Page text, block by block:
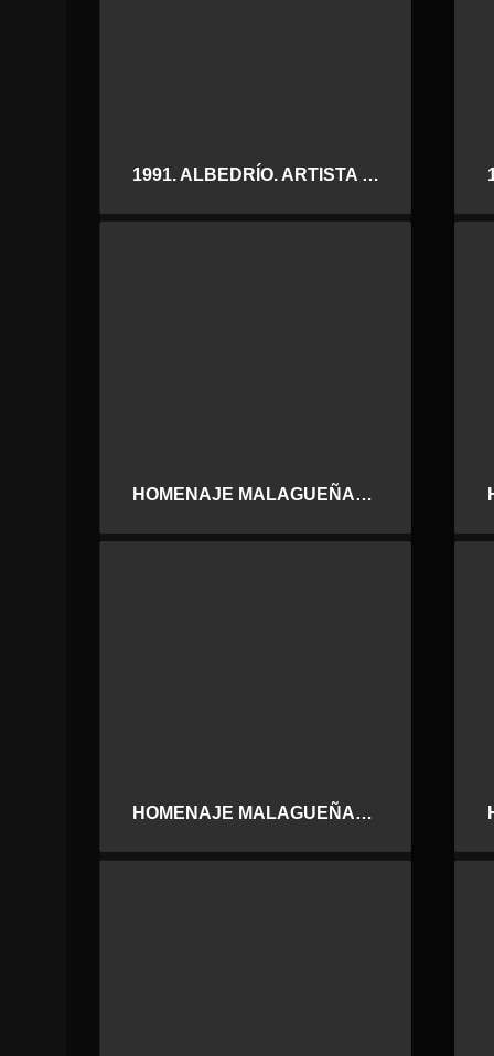
1991. ALBEDRÍO. ARTISTA INVITADO
HOMENAJE MALAGUEÑAS DE FIESTA. LIDIA GÓMEZ
HOMENAJE MALAGUEÑAS DE FIESTA. CHEMA